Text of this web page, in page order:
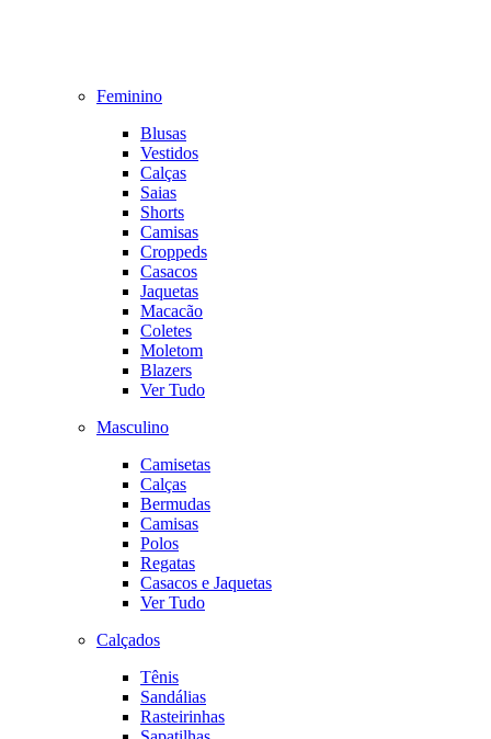
Feminino
Blusas
Vestidos
Calças
Saias
Shorts
Camisas
Croppeds
Casacos
Jaquetas
Macacão
Coletes
Moletom
Blazers
Ver Tudo
Masculino
Camisetas
Calças
Bermudas
Camisas
Polos
Regatas
Casacos e Jaquetas
Ver Tudo
Calçados
Tênis
Sandálias
Rasteirinhas